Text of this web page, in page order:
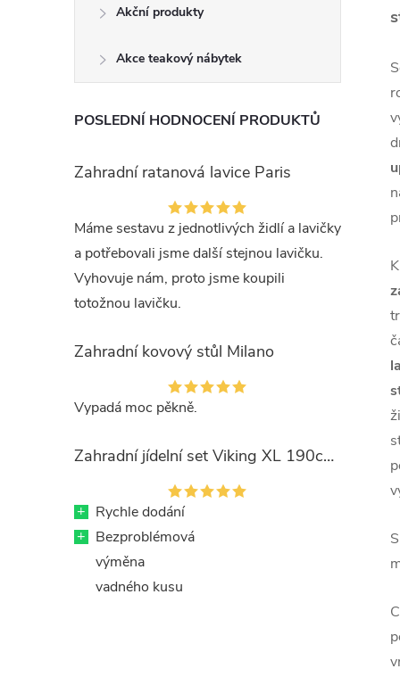
Akční produkty
Akce teakový nábytek
POSLEDNÍ HODNOCENÍ PRODUKTŮ
Zahradní ratanová lavice Paris
Máme sestavu z jednotlivých židlí a lavičky
a potřebovali jsme další stejnou lavičku.
Vyhovuje nám, proto jsme koupili
totožnou lavičku.
Zahradní kovový stůl Milano
Vypadá moc pěkně.
Zahradní jídelní set Viking XL 190cm + 8x kovová židle Ramada
+ Rychle dodání
+ Bezproblémová
výměna
vadného kusu